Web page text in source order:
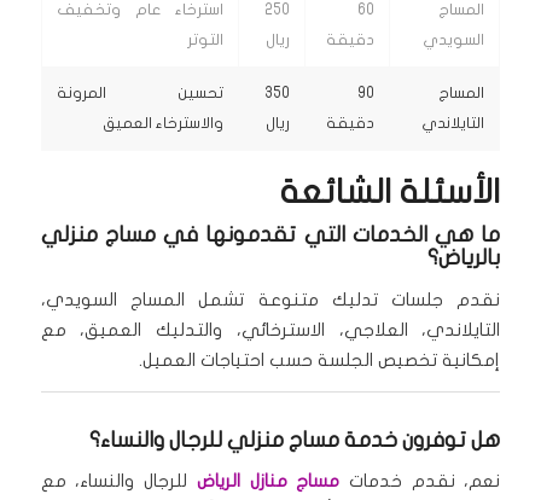
المساج
السويدي
60
دقيقة
250
ريال
استرخاء عام وتخفيف
التوتر
المساج
التايلاندي
90
دقيقة
350
ريال
تحسين المرونة
والاسترخاء العميق
الأسئلة الشائعة
ما هي الخدمات التي تقدمونها في مساج منزلي
بالرياض؟
نقدم جلسات تدليك متنوعة تشمل المساج السويدي،
التايلاندي، العلاجي، الاسترخائي، والتدليك العميق، مع
إمكانية تخصيص الجلسة حسب احتياجات العميل.
هل توفرون خدمة مساج منزلي للرجال والنساء؟
نعم، نقدم خدمات مساج منازل الرياض للرجال والنساء، مع